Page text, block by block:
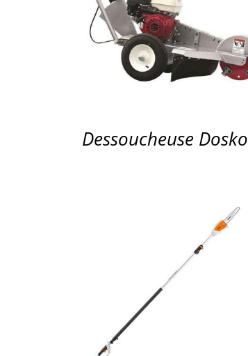
APERÇU
Dessoucheuse Dosko
APERÇU